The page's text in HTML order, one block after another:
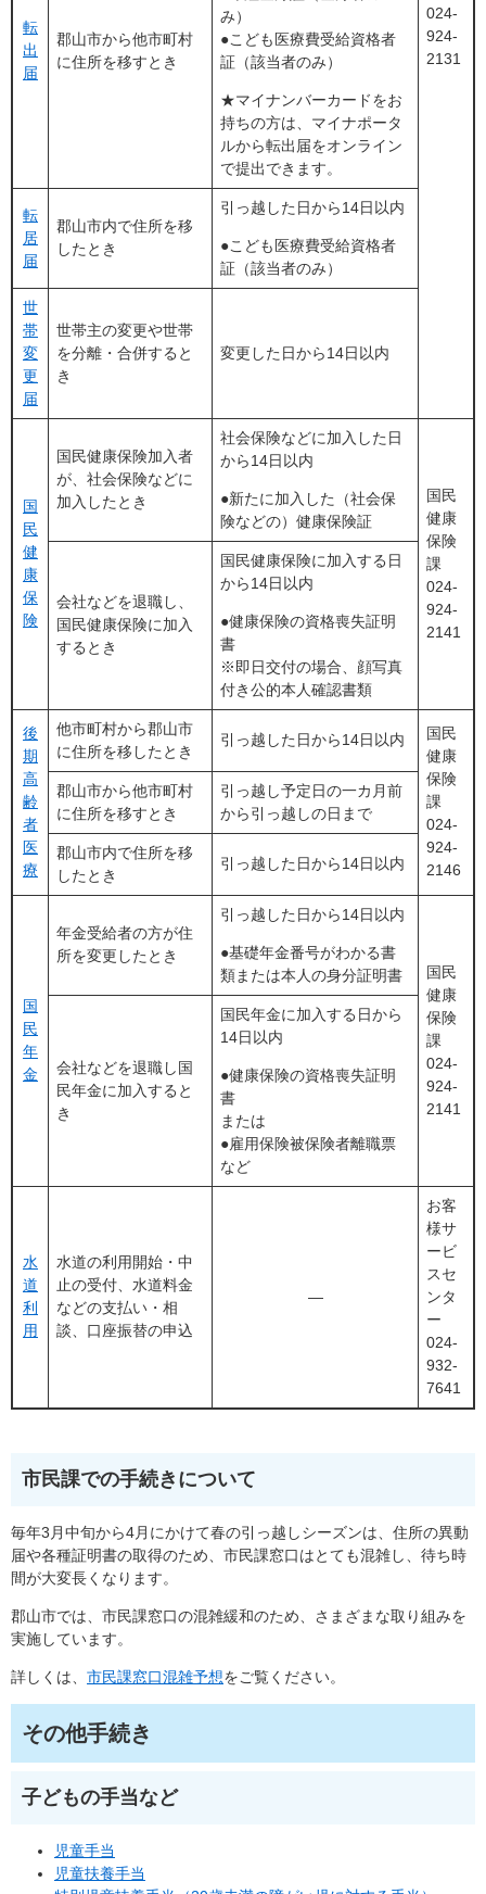
024-
924-
2131
転
出
届
郡山市から他市町村
に住所を移すとき
み）
●こども医療費受給資格者
証（該当者のみ）
★マイナンバーカードをお
持ちの方は、マイナポータ
ルから転出届をオンライン
で提出できます。
転
居
届
郡山市内で住所を移
したとき
引っ越した日から14日以内
●こども医療費受給資格者
証（該当者のみ）
世
帯
変
更
届
世帯主の変更や世帯
を分離・合併すると
き
変更した日から14日以内
国
民
健
康
保
険
国民健康保険加入者
が、社会保険などに
加入したとき
社会保険などに加入した日
から14日以内
●新たに加入した（社会保
険などの）健康保険証
国民
健康
保険
課
024-
924-
2141
会社などを退職し、
国民健康保険に加入
するとき
国民健康保険に加入する日
から14日以内
●健康保険の資格喪失証明
書
※即日交付の場合、顔写真
付き公的本人確認書類
後
期
高
齢
者
医
療
他市町村から郡山市
に住所を移したとき
引っ越した日から14日以内
国民
健康
保険
課
024-
924-
2146
郡山市から他市町村
に住所を移すとき
引っ越し予定日の一カ月前
から引っ越しの日まで
郡山市内で住所を移
したとき
引っ越した日から14日以内
国
民
年
金
年金受給者の方が住
所を変更したとき
引っ越した日から14日以内
●基礎年金番号がわかる書
類または本人の身分証明書
国民
健康
保険
課
024-
924-
2141
会社などを退職し国
民年金に加入すると
き
国民年金に加入する日から
14日以内
●健康保険の資格喪失証明
書
または
●雇用保険被保険者離職票
など
水
道
利
用
水道の利用開始・中
止の受付、水道料金
などの支払い・相
談、口座振替の申込
―
お客
様サ
ービ
スセ
ンタ
ー
024-
932-
7641
市民課での手続きについて
毎年3月中旬から4月にかけて春の引っ越しシーズンは、住所の異動
届や各種証明書の取得のため、市民課窓口はとても混雑し、待ち時
間が大変長くなります。
郡山市では、市民課窓口の混雑緩和のため、さまざまな取り組みを
実施しています。
詳しくは、 市民課窓口混雑予想をご覧ください。
その他手続き
子どもの手当など
児童手当
児童扶養手当